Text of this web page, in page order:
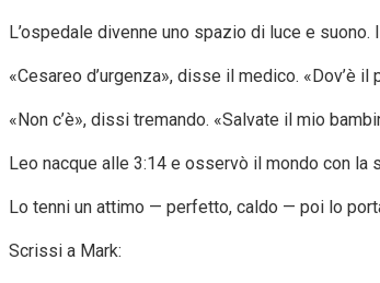
L’ospedale divenne uno spazio di luce e suono.
«Cesareo d’urgenza», disse il medico. «Dov’è il
«Non c’è», dissi tremando. «Salvate il mio
Leo nacque alle 3:14 e osservò il mondo con la
Lo tenni un attimo — perfetto, caldo — poi lo
Scrissi a Mark: